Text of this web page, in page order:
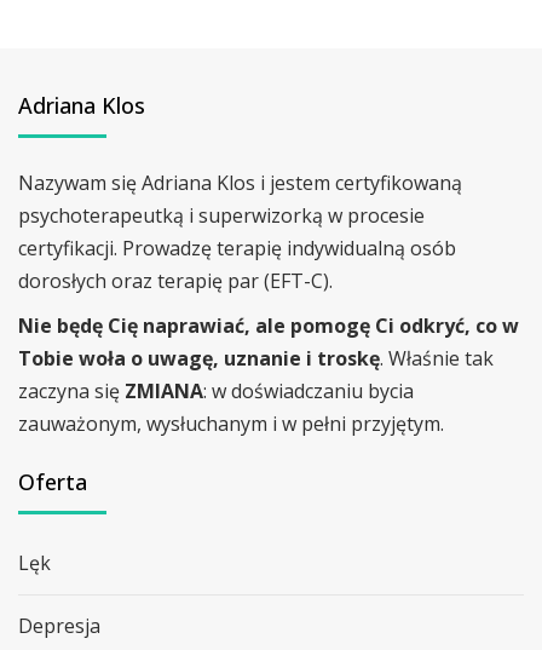
Adriana Klos
Nazywam się Adriana Klos i jestem certyfikowaną
psychoterapeutką i superwizorką w procesie
certyfikacji. Prowadzę terapię indywidualną osób
dorosłych oraz terapię par (EFT-C).
Nie będę Cię naprawiać, ale pomogę Ci odkryć, co w
Tobie woła o uwagę, uznanie i troskę. Właśnie tak
zaczyna się ZMIANA: w doświadczaniu bycia
zauważonym, wysłuchanym i w pełni przyjętym.
Oferta
Lęk
Depresja